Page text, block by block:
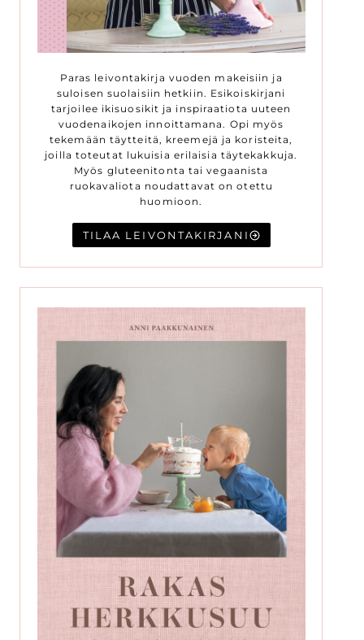
Paras leivontakirja vuoden makeisiin ja
suloisen suolaisiin hetkiin. Esikoiskirjani
tarjoilee ikisuosikit ja inspiraatiota uuteen
vuodenaikojen innoittamana. Opi myös
tekemään täytteitä, kreemejä ja koristeita,
joilla toteutat lukuisia erilaisia täytekakkuja.
Myös gluteenitonta tai vegaanista
ruokavaliota noudattavat on otettu
huomioon.
TILAA LEIVONTAKIRJANI